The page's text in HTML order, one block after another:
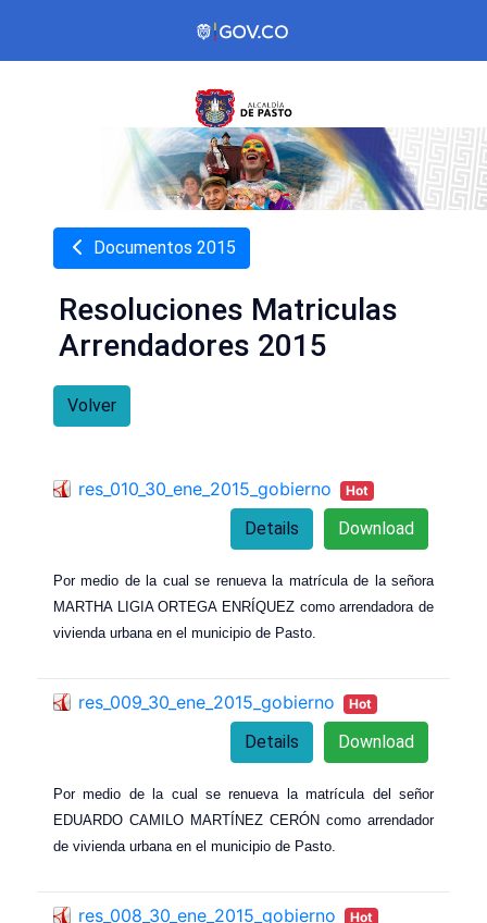
Documentos 2015
Resoluciones Matriculas
Arrendadores 2015
Volver
res_010_30_ene_2015_gobierno Hot
Download
Details
Por medio de la cual se renueva la matrícula de la señora
MARTHA LIGIA ORTEGA ENRÍQUEZ como arrendadora de
vivienda urbana en el municipio de Pasto.
res_009_30_ene_2015_gobierno Hot
Download
Details
Por medio de la cual se renueva la matrícula del señor
EDUARDO CAMILO MARTÍNEZ CERÓN como arrendador
de vivienda urbana en el municipio de Pasto.
res_008_30_ene_2015_gobierno Hot